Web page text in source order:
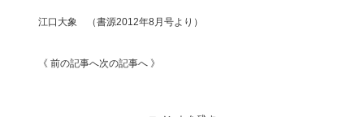
江口大象 （書源2012年8月号より）
《 前の記事へ次の記事へ 》